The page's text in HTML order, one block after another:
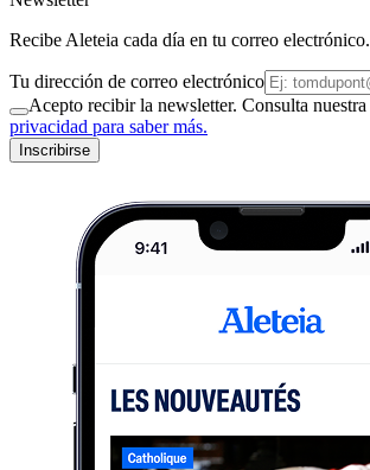
Recibe Aleteia cada día en tu correo electrónico.
Tu dirección de correo electrónico
Acepto recibir la newsletter. Consulta nuestra
privacidad para saber más.
Inscribirse